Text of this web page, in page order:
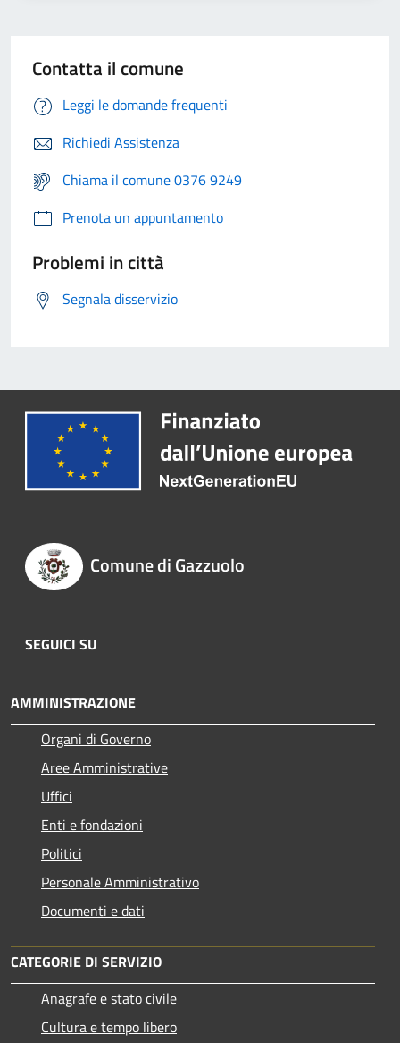
Contatta il comune
Leggi le domande frequenti
Richiedi Assistenza
Chiama il comune 0376 9249
Prenota un appuntamento
Problemi in città
Segnala disservizio
Comune di Gazzuolo
SEGUICI SU
AMMINISTRAZIONE
Organi di Governo
Aree Amministrative
Uffici
Enti e fondazioni
Politici
Personale Amministrativo
Documenti e dati
CATEGORIE DI SERVIZIO
Anagrafe e stato civile
Cultura e tempo libero